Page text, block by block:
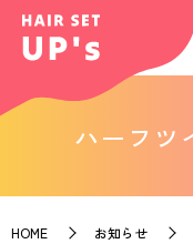
ハーフツ
HOME お知らせ